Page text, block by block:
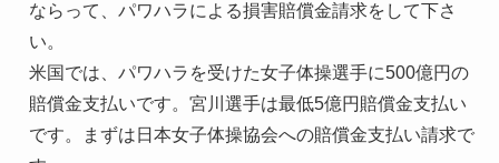
ならって、パワハラによる損害賠償金請求をして下さ
い。
米国では、パワハラを受けた女子体操選手に500億円の
賠償金支払いです。宮川選手は最低5億円賠償金支払い
です。まずは日本女子体操協会への賠償金支払い請求で